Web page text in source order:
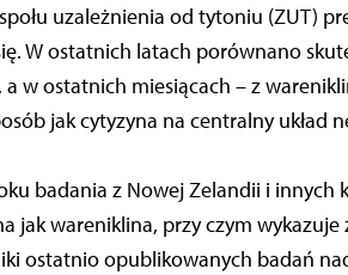
uzależnienia od tytoniu (ZUT)
W ostatnich latach porównano
w ostatnich miesiącach – z
jak cytyzyna na centralny układ
badania z Nowej Zelandii i innych
jak wareniklina, przy czym
ostatnio opublikowanych badań